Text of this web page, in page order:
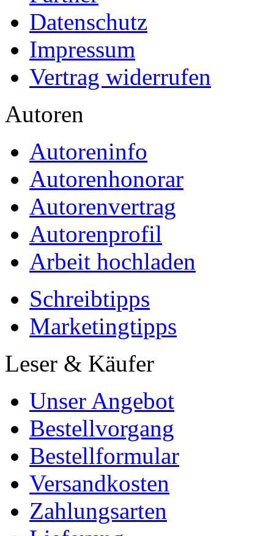
Schreibtipps
Marketingtipps
Leser & Käufer
Unser Angebot
Bestellvorgang
Bestellformular
Versandkosten
Zahlungsarten
Lieferung
Widerruf
AGB
Copyright
MASTER Publishing
Imprint der
Bedey & Thoms
Media GmbH
seit 1997